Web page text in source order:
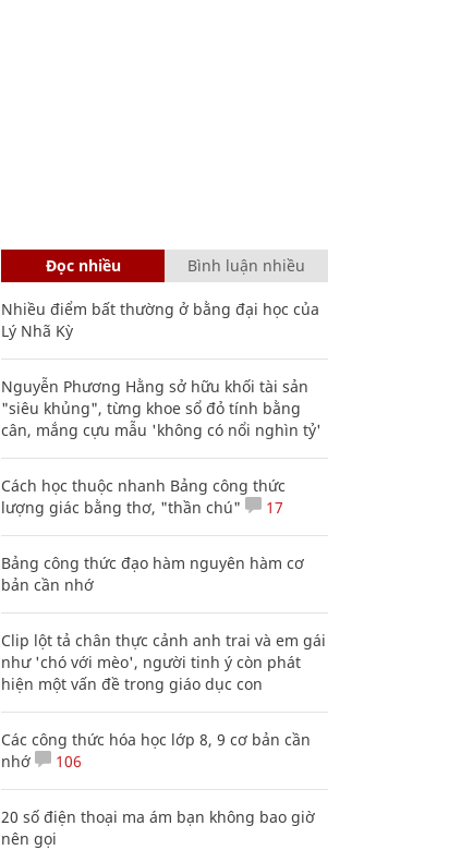
Đọc nhiều Bình luận nhiều
Nhiều điểm bất thường ở bằng đại học của
Lý Nhã Kỳ
Nguyễn Phương Hằng sở hữu khối tài sản
"siêu khủng", từng khoe sổ đỏ tính bằng
cân, mắng cựu mẫu 'không có nổi nghìn tỷ'
Cách học thuộc nhanh Bảng công thức
lượng giác bằng thơ, "thần chú"
17
Bảng công thức đạo hàm nguyên hàm cơ
bản cần nhớ
Clip lột tả chân thực cảnh anh trai và em gái
như 'chó với mèo', người tinh ý còn phát
hiện một vấn đề trong giáo dục con
Các công thức hóa học lớp 8, 9 cơ bản cần
nhớ
106
20 số điện thoại ma ám bạn không bao giờ
nên gọi